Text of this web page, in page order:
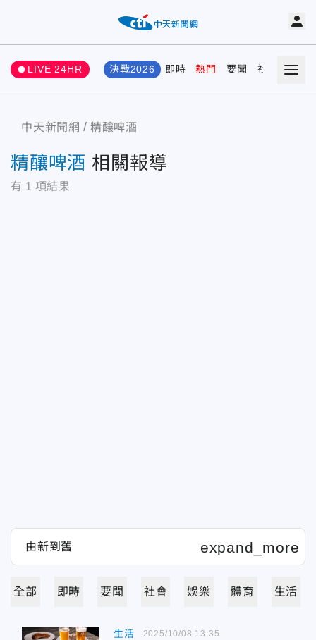
LIVE 24HR 決戰2026 即時 熱門 要聞 社會 娛樂
中天新聞網 精釀啤酒
精釀啤酒 相關報導
有 1 項結果
全部 即時 要聞 社會 娛樂 體育 生活
生活 2025/10/08 13:35